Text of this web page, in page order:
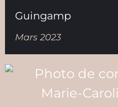
Guingamp
Mars 2023